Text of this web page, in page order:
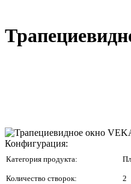
Конфигурация:
Категория продукта:
Количество створок: 2